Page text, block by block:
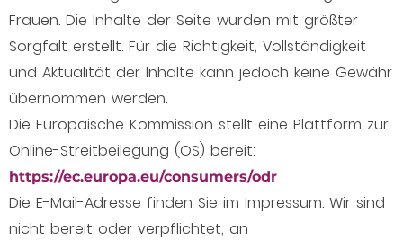
Frauen. Die Inhalte der Seite wurden mit größter
Sorgfalt erstellt. Für die Richtigkeit, Vollständigkeit
und Aktualität der Inhalte kann jedoch keine Gewähr
übernommen werden.
Die Europäische Kommission stellt eine Plattform zur
Online-Streitbeilegung (OS) bereit:
https://ec.europa.eu/consumers/odr
Die E-Mail-Adresse finden Sie im Impressum. Wir sind
nicht bereit oder verpflichtet, an